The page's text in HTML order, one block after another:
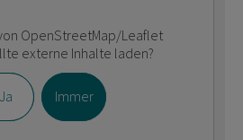
OpenStreetMap/Leaflet
externe Inhalte laden?
Ja Immer